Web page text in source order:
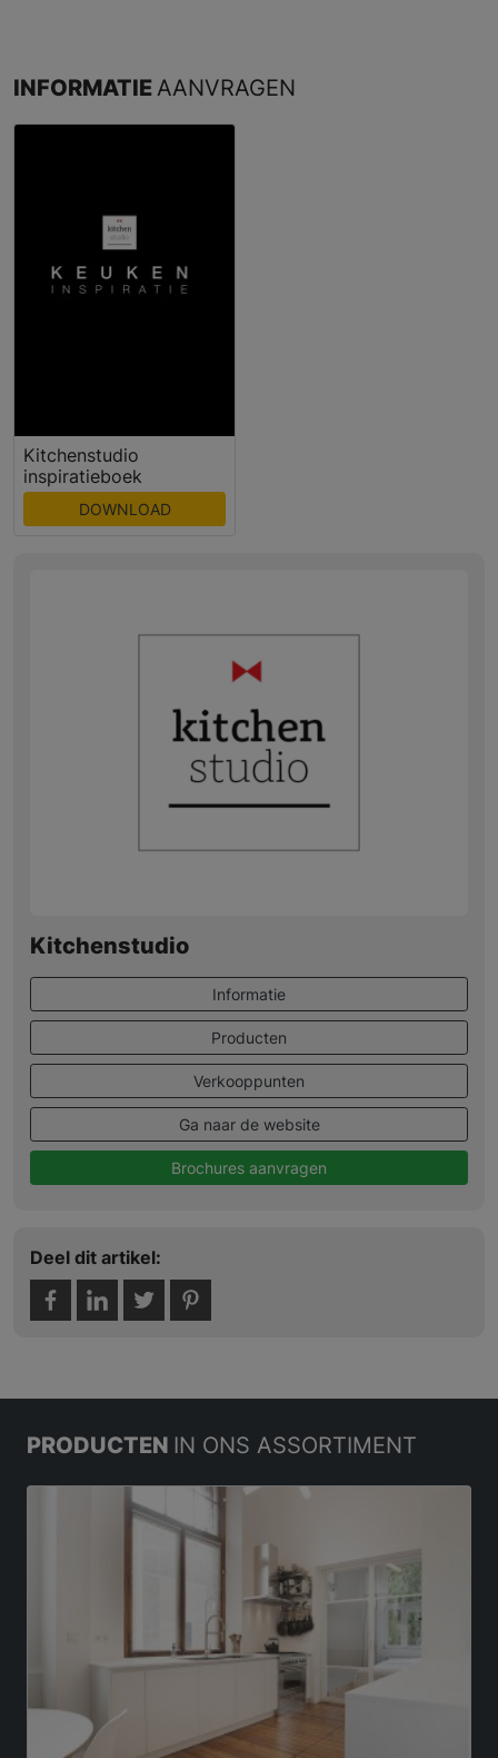
INFORMATIEAANVRAGEN
Kitchenstudio
inspiratieboek
DOWNLOAD
Kitchenstudio
Informatie
Producten
Verkooppunten
Ga naar de website
Brochures aanvragen
Deel dit artikel:
PRODUCTEN IN ONS ASSORTIMENT